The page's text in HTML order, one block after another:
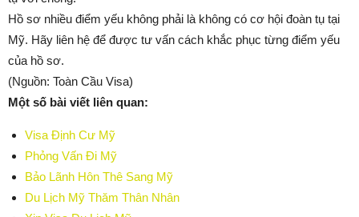
Hồ sơ nhiều điểm yếu không phải là không có cơ hội đoàn tụ tại
Mỹ. Hãy liên hệ để được tư vấn cách khắc phục từng điểm yếu
của hồ sơ.
(Nguồn: Toàn Cầu Visa)
Một số bài viết liên quan:
Visa Định Cư Mỹ
Phỏng Vấn Đi Mỹ
Bảo Lãnh Hôn Thê Sang Mỹ
Du Lịch Mỹ Thăm Thân Nhân